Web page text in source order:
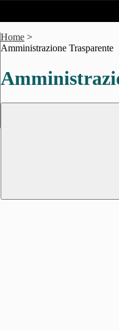
Home >
Amministrazione Trasparente